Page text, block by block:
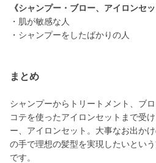
《シャンプー・ブロー、アイロンセ
・肌が敏感な人
・シャンプーをしたばかりの人
まとめ
シャンプーからトリートメント、ブ
コテを使ったアイロンセットまで受
ー、アイロンセット。大事なお出か
の手で理想の髪型を実現したいとい
です。